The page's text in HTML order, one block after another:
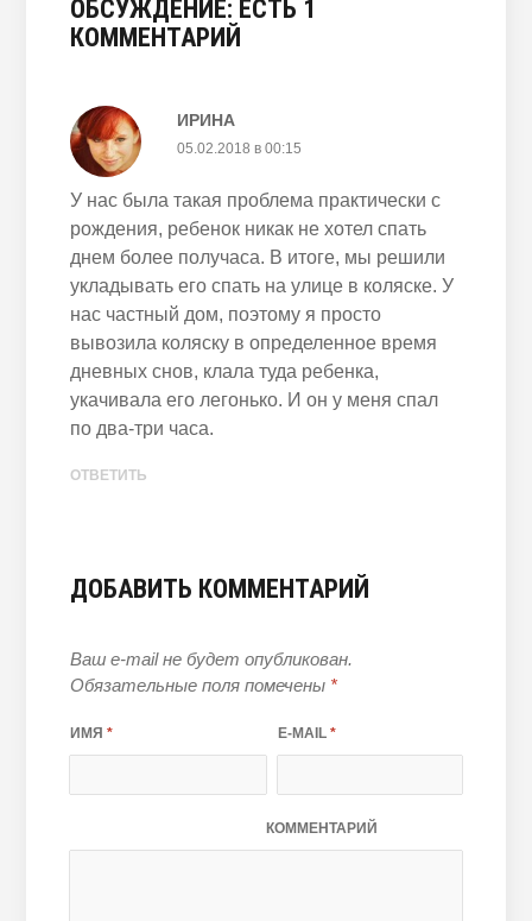
ОБСУЖДЕНИЕ: ЕСТЬ 1
КОММЕНТАРИЙ
ИРИНА
05.02.2018 в 00:15
У нас была такая проблема практически с
рождения, ребенок никак не хотел спать
днем более получаса. В итоге, мы решили
укладывать его спать на улице в коляске. У
нас частный дом, поэтому я просто
вывозила коляску в определенное время
дневных снов, клала туда ребенка,
укачивала его легонько. И он у меня спал
по два-три часа.
ОТВЕТИТЬ
ДОБАВИТЬ КОММЕНТАРИЙ
Ваш e-mail не будет опубликован.
Обязательные поля помечены *
ИМЯ * E-MAIL *
КОММЕНТАРИЙ